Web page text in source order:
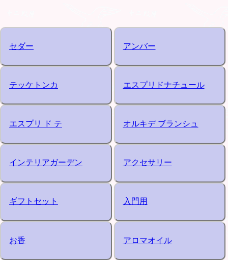
セダー アンバー
テッケトンカ エスプリドナチュール
エスプリ ド テ オルキデ ブランシュ
インテリアガーデン アクセサリー
ギフトセット 入門用
お香 アロマオイル